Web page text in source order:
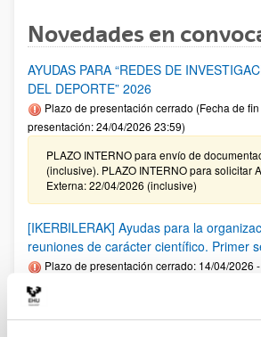
Novedades en
AYUDAS PARA “REDES DE
DEL DEPORTE” 2026
Plazo de presentación cerrado (Fecha de
presentación: 24/04/2026 23:59)
PLAZO INTERNO para envío de
(inclusive). PLAZO INTERNO para solicitar
Externa: 22/04/2026 (inclusive)
[IKERBILERAK] Ayudas para la
reuniones de carácter científico. Primer
Plazo de presentación cerrado: 14/04/2026